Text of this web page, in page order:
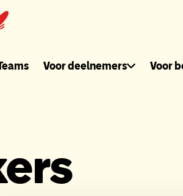
Voor deelnemers Voor